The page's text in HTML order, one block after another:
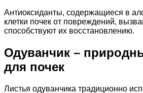
Антиоксиданты, содержащиеся в
клетки почек от повреждений,
способствуют их восстановлению.
Одуванчик –
для почек
Листья одуванчика традиционно